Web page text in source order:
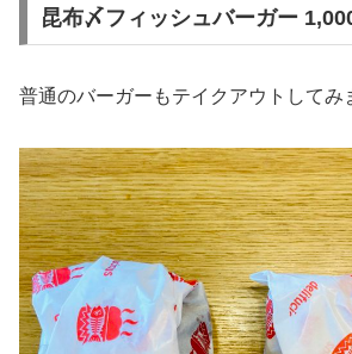
昆布〆フィッシュバーガー
普通のバーガーもテイクアウトしてみ